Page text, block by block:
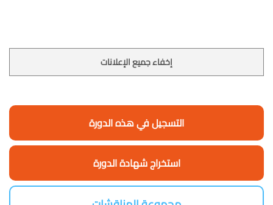
إخفاء جميع الإعلانات
التسجيل في هذه الدورة
استخراج شهادة الدورة